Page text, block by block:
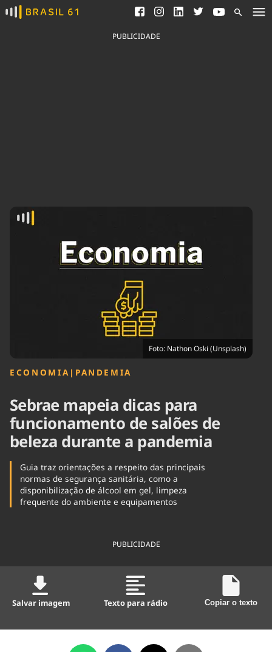
Ver todas as notícias
Saneamento
Indicadores
Agronegócios
Economia
Educação
Infraestrutura
Internacional
Podcast
Política
Saúde
PUBLICIDADE
Foto: Nathon Oski (Unsplash)
ECONOMIA | PANDEMIA
Sebrae mapeia dicas para
funcionamento de salões de
beleza durante a pandemia
Guia traz orientações a respeito das principais
normas de segurança sanitária, como a
disponibilização de álcool em gel, limpeza
frequente do ambiente e equipamentos
PUBLICIDADE
Salvar imagem Texto para rádio Copiar o texto